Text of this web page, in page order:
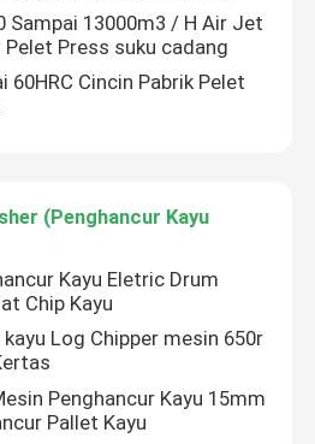
Sampai 13000m3 / H Air Jet
Press suku cadang
60HRC Cincin Pabrik Pelet
(Penghancur Kayu
Kayu Eletric Drum
Chip Kayu
Log Chipper mesin 650r
Penghancur Kayu 15mm
Pallet Kayu